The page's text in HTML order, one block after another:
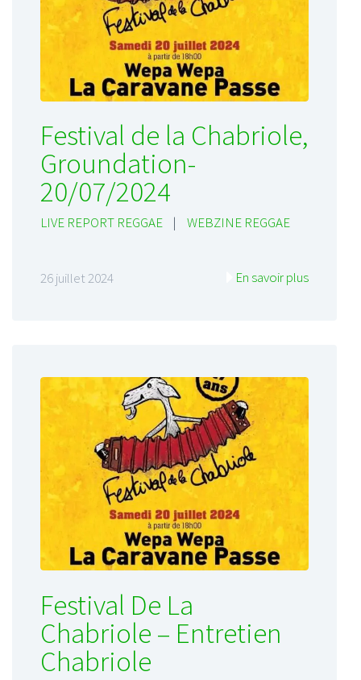
Festival de la Chabriole,
Groundation-
20/07/2024
LIVE REPORT REGGAE | WEBZINE REGGAE
26 juillet 2024 En savoir plus
Festival De La
Chabriole – Entretien
Chabriole